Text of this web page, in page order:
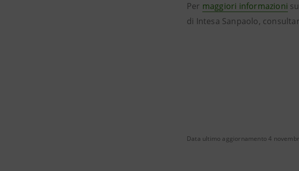
Per maggiori informazioni
di Intesa Sanpaolo,
Data ultimo aggiornamento 4